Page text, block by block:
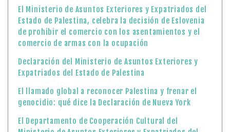
El Ministerio de Asuntos Exteriores y Expatriados del
Estado de Palestina, celebra la decisión de Eslovenia
de prohibir el comercio con los asentamientos y el
comercio de armas con la ocupación
Declaración del Ministerio de Asuntos Exteriores y
Expatriados del Estado de Palestina
El llamado global a reconocer Palestina y frenar el
genocidio: qué dice la Declaración de Nueva York
El Departamento de Cooperación Cultural del